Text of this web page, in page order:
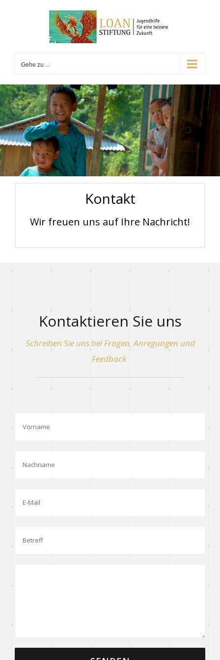
Gehe zu ...
Kontakt
Wir freuen uns auf Ihre Nachricht!
Kontaktieren Sie uns
Schreiben Sie uns bei Fragen, Anregungen und
Feedback